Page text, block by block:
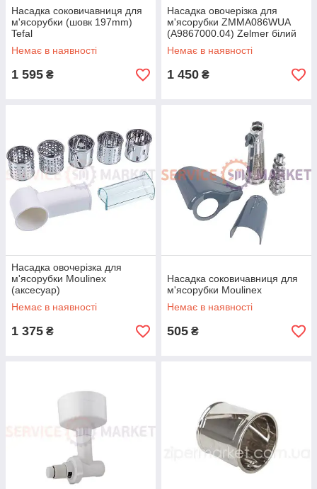
Насадка соковичавниця для
м'ясорубки (шовк 197mm)
Tefal
Немає в наявності
1 595 ₴
Насадка овочерізка для
м'ясорубки ZMMA086WUA
(A9867000.04) Zelmer білий
(аксесуар)
Немає в наявності
1 450 ₴
Насадка овочерізка для
м'ясорубки Moulinex
(аксесуар)
Немає в наявності
1 375 ₴
Насадка соковичавниця для
м'ясорубки Moulinex
Немає в наявності
505 ₴